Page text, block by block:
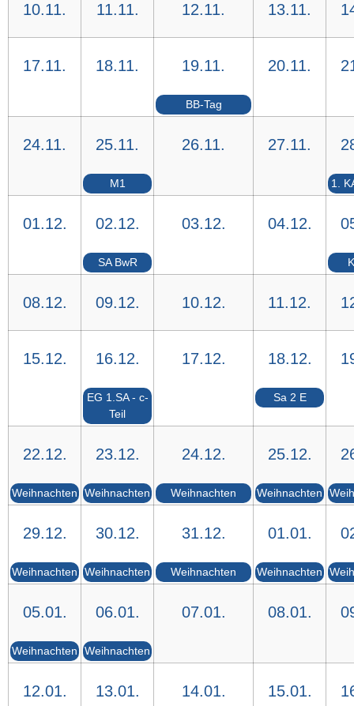
10.11. 11.11. 12.11. 13.11.
17.11. 18.11. 19.11.
BB-Tag
20.11.
24.11. 25.11.
M1
26.11. 27.11.
1.
01.12. 02.12.
SA BwR
03.12. 04.12.
08.12. 09.12. 10.12. 11.12.
15.12. 16.12.
EG 1.SA - c-
Teil
17.12. 18.12.
Sa 2 E
22.12.
Weihnachten
23.12.
Weihnachten
24.12.
Weihnachten
25.12.
Weihnachten
29.12.
Weihnachten
30.12.
Weihnachten
31.12.
Weihnachten
01.01.
Weihnachten
05.01.
Weihnachten
06.01.
Weihnachten
07.01. 08.01.
12.01. 13.01. 14.01. 15.01.